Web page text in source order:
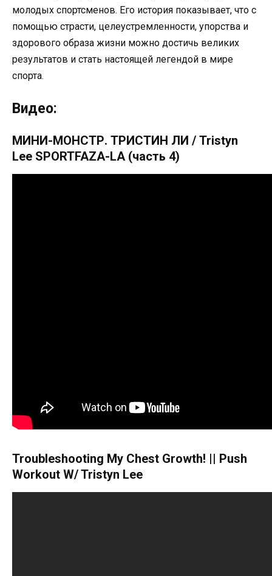
молодых спортсменов. Его история показывает, что с
помощью страсти, целеустремленности, упорства и
здорового образа жизни можно достичь великих
результатов и стать настоящей легендой в мире
спорта.
Видео:
МИНИ-МОНСТР. ТРИСТИН ЛИ / Tristyn
Lee SPORTFAZA-LA (часть 4)
Troubleshooting My Chest Growth! || Push
Workout W/ Tristyn Lee